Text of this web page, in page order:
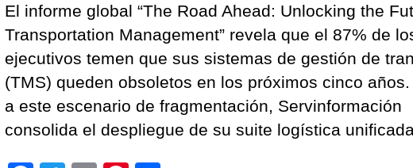
El informe global “The Road Ahead: Unlocking the
Transportation Management” revela que el 87% de
ejecutivos temen que sus sistemas de gestión de
(TMS) queden obsoletos en los próximos cinco
a este escenario de fragmentación, Servinformación
consolida el despliegue de su suite logística unificada.